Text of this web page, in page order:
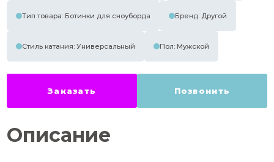
Тип товара: Ботинки для сноуборда Бренд: Другой
Стиль катания: Универсальный Пол: Мужской
Заказать Позвонить
Описание